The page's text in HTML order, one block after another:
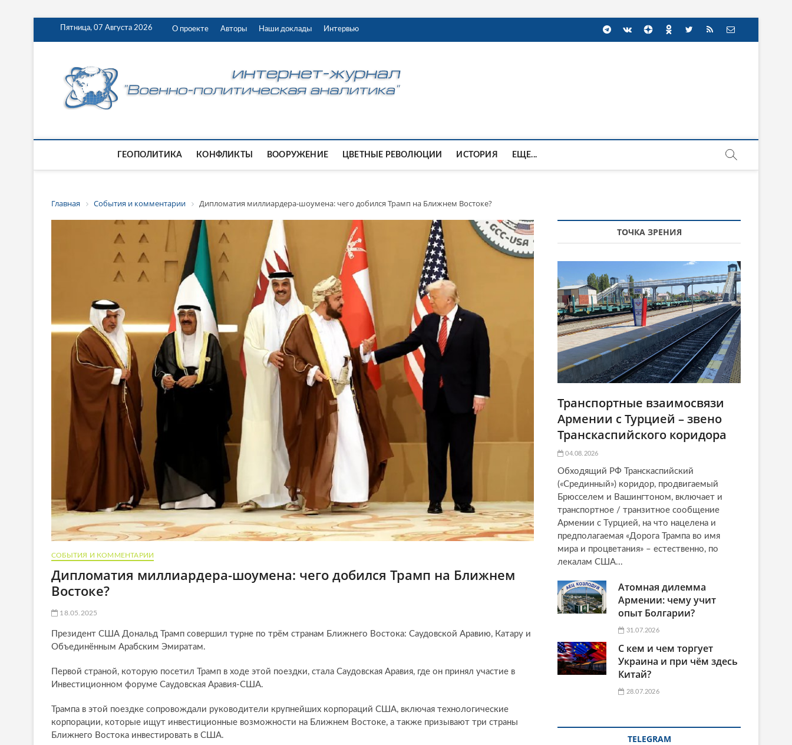
Пятница, 07 Августа 2026 О проекте Авторы Наши доклады Интервью
ГЕОПОЛИТИКА КОНФЛИКТЫ ВООРУЖЕНИЕ ЦВЕТНЫЕ РЕВОЛЮЦИИ ИСТОРИЯ ЕЩЕ...
Главная События и комментарии Дипломатия миллиардера-шоумена: чего добился Трамп на Ближнем Востоке?
СОБЫТИЯ И КОММЕНТАРИИ
Дипломатия миллиардера-шоумена: чего добился Трамп на Ближнем
Востоке?
18.05.2025
Президент США Дональд Трамп совершил турне по трём странам Ближнего Востока: Саудовской Аравию, Катару и
Объединённым Арабским Эмиратам.
Первой страной, которую посетил Трамп в ходе этой поездки, стала Саудовская Аравия, где он принял участие в
Инвестиционном форуме Саудовская Аравия-США.
Трампа в этой поездке сопровождали руководители крупнейших корпораций США, включая технологические
корпорации, которые ищут инвестиционные возможности на Ближнем Востоке, а также призывают три страны
Ближнего Востока инвестировать в США.
ТОЧКА ЗРЕНИЯ
Транспортные взаимосвязи
Армении с Турцией – звено
Транскаспийского коридора
04.08.2026
Обходящий РФ Транскаспийский
(«Срединный») коридор, продвигаемый
Брюсселем и Вашингтоном, включает и
транспортное / транзитное сообщение
Армении с Турцией, на что нацелена и
предполагаемая «Дорога Трампа во имя
мира и процветания» – естественно, по
лекалам США...
Атомная дилемма
Армении: чему учит
опыт Болгарии?
31.07.2026
С кем и чем торгует
Украина и при чём здесь
Китай?
28.07.2026
TELEGRAM